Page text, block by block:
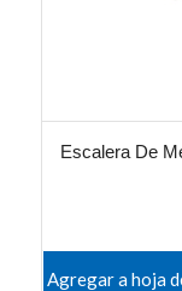
Escalera De
Agregar a hoja